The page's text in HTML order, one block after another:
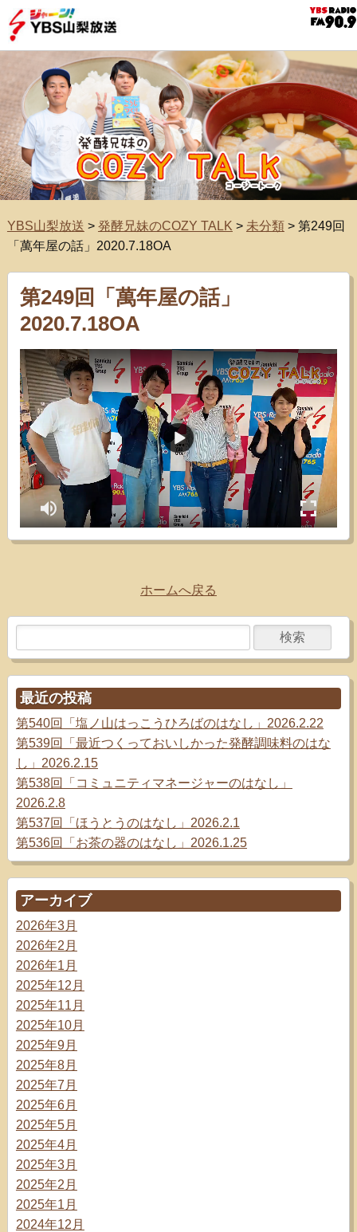
YBS山梨放送 > 発酵兄妹のCOZY TALK > 未分類> 第249回
「萬年屋の話」2020.7.18OA
第249回「萬年屋の話」
2020.7.18OA
ホームへ戻る
最近の投稿
第540回「塩ノ山はっこうひろばのはなし」2026.2.22
第539回「最近つくっておいしかった発酵調味料のはな
し」2026.2.15
第538回「コミュニティマネージャーのはなし」
2026.2.8
第537回「ほうとうのはなし」2026.2.1
第536回「お茶の器のはなし」2026.1.25
アーカイブ
2026年3月
2026年2月
2026年1月
2025年12月
2025年11月
2025年10月
2025年9月
2025年8月
2025年7月
2025年6月
2025年5月
2025年4月
2025年3月
2025年2月
2025年1月
2024年12月